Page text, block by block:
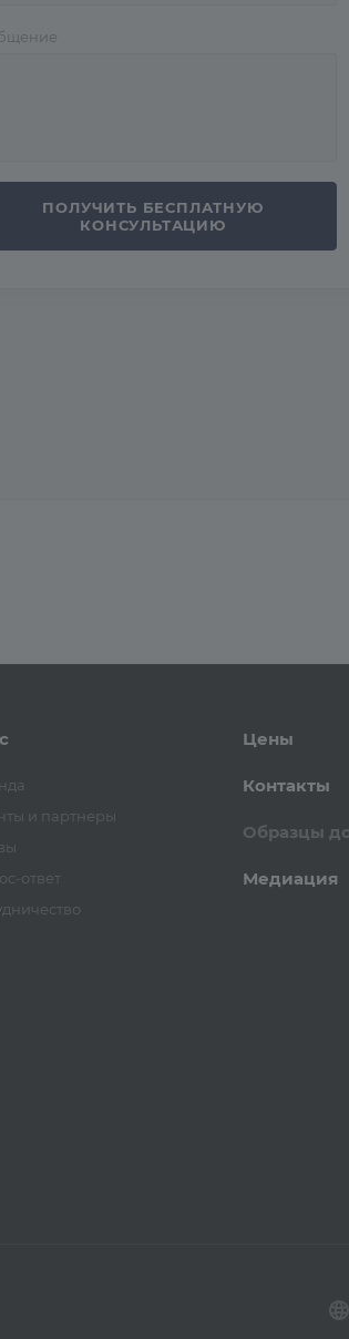
и партнеры
ответ
Цены
Контакты
Образцы
Медиация